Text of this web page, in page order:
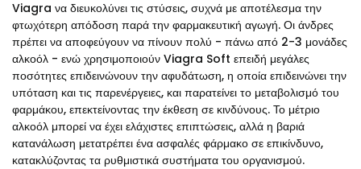
Viagra να διευκολύνει τις στύσεις, συχνά με αποτέλεσμα την
φτωχότερη απόδοση παρά την φαρμακευτική αγωγή. Οι άνδρες
πρέπει να αποφεύγουν να πίνουν πολύ - πάνω από 2-3 μονάδες
αλκοόλ - ενώ χρησιμοποιούν Viagra Soft επειδή μεγάλες
ποσότητες επιδεινώνουν την αφυδάτωση, η οποία επιδεινώνει την
υπόταση και τις παρενέργειες, και παρατείνει το μεταβολισμό του
φαρμάκου, επεκτείνοντας την έκθεση σε κινδύνους. Το μέτριο
αλκοόλ μπορεί να έχει ελάχιστες επιπτώσεις, αλλά η βαριά
κατανάλωση μετατρέπει ένα ασφαλές φάρμακο σε επικίνδυνο,
κατακλύζοντας τα ρυθμιστικά συστήματα του οργανισμού.